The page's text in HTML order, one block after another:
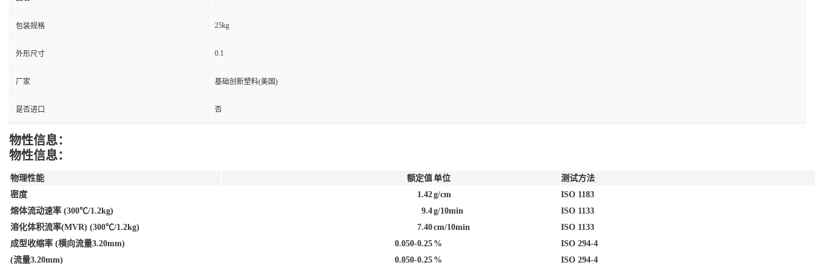
包装规格 25kg
外形尺寸 0.1
厂家 基础创新塑料(美国)
是否进口 否
物性信息：
物性信息：
物理性能 额定值单位
测试方法
密度
1.42g/cm
ISO 1183
熔体流动速率 (300℃/1.2kg)
9.4g/10min
ISO 1133
溶化体积流率(MVR) (300℃/1.2kg)
7.40cm/10min
ISO 1133
成型收缩率 (横向流量3.20mm)
0.050-0.25 %
ISO 294-4
(流量3.20mm)
0.050-0.25 %
ISO 294-4